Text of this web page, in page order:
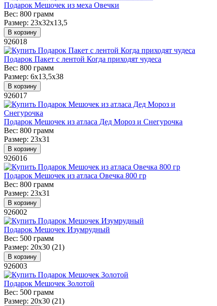
Подарок Мешочек из меха Овечки
Вес: 800 грамм
Размер: 23х32х13,5
В корзину
926018
Подарок Пакет с лентой Когда приходят чудеса
Вес: 800 грамм
Размер: 6х13,5х38
В корзину
926017
Подарок Мешочек из атласа Дед Мороз и Снегурочка
Вес: 800 грамм
Размер: 23х31
В корзину
926016
Подарок Мешочек из атласа Овечка 800 гр
Вес: 800 грамм
Размер: 23х31
В корзину
926002
Подарок Мешочек Изумрудный
Вес: 500 грамм
Размер: 20х30 (21)
В корзину
926003
Подарок Мешочек Золотой
Вес: 500 грамм
Размер: 20х30 (21)